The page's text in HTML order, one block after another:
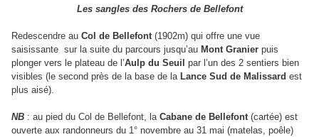
Les sangles des Rochers de Bellefont
Redescendre au Col de Bellefont(1902m) qui offre une vue
saisissante sur la suite du parcours jusqu’au Mont Granier puis
plonger vers le plateau de l’Aulp du Seuil par l’un des 2 sentiers bien
visibles (le second près de la base de la Lance Sud de Malissard est
plus aisé).
NB : au pied du Col de Bellefont, la Cabane de Bellefont(cartée) est
ouverte aux randonneurs du 1° novembre au 31 mai (matelas, poêle)